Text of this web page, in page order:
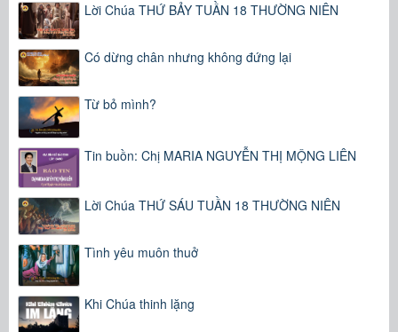
Lời Chúa THỨ BẢY TUẦN 18 THƯỜNG NIÊN
Có dừng chân nhưng không đứng lại
Từ bỏ mình?
Tin buồn: Chị MARIA NGUYỄN THỊ MỘNG LIÊN
Lời Chúa THỨ SÁU TUẦN 18 THƯỜNG NIÊN
Tình yêu muôn thuở
Khi Chúa thinh lặng